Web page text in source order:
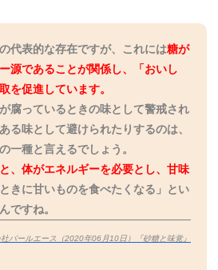
代表的な存在ですが、これには糖が
源であることが関係し、「おいし
を促進しています。
腐っているときの味として警戒され
る味として避けられたりするのは、
一種と言えるでしょう。
、体がエネルギーを必要とし、甘味
ときに甘いものを食べたくなる」とい
ですね。
パールエース（2020年06月10日）『砂糖と味覚』